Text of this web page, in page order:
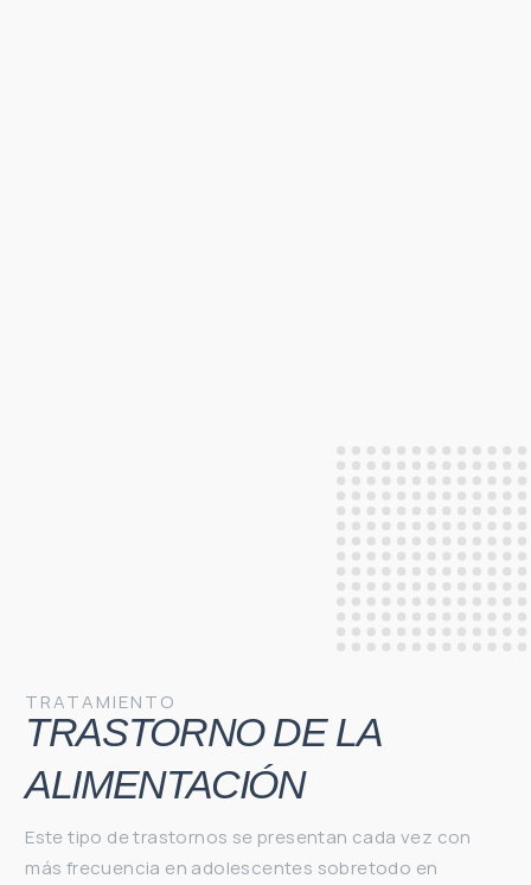
TRATAMIENTO
TRASTORNO DE LA
ALIMENTACIÓN
Este tipo de trastornos se presentan cada vez con
más frecuencia en adolescentes sobretodo en